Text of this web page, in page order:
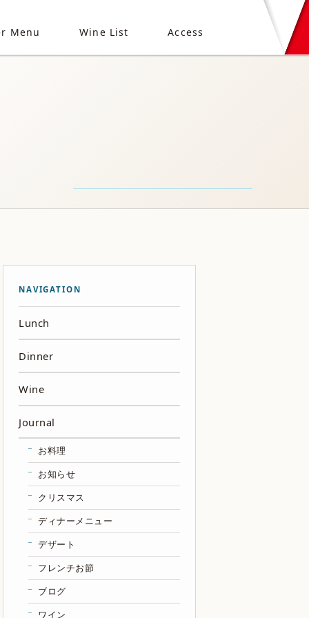
Menu Wine List Access
NAVIGATION
Lunch
Dinner
Wine
Journal
お料理
お知らせ
クリスマス
ディナーメニュー
デザート
フレンチお節
ブログ
ワイン